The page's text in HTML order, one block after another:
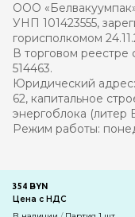
354 BYN
Цена с НДС
ООО
УНП 101423555,
горисполкомом
В торговом реестре
514463.
Юридический
62, капитальное
энергоблока (литер
Режим работы: